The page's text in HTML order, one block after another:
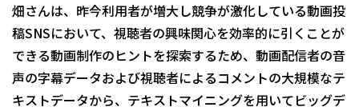
畑さんは、昨今利用者が増大し競争が激化している動画投
稿SNSにおいて、視聴者の興味関心を効率的に引くことが
できる動画制作のヒントを探索するため、動画配信者の音
声の字幕データおよび視聴者によるコメントの大規模なテ
キストデータから、テキストマイニングを用いてビッグデ